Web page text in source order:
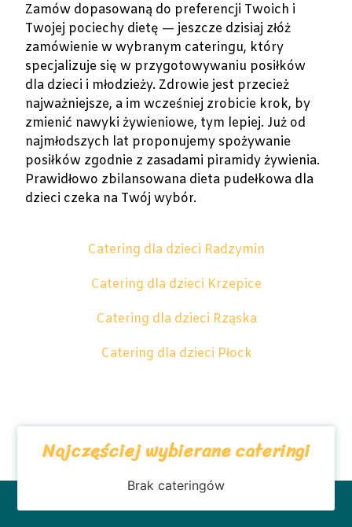
Zamów dopasowaną do preferencji Twoich i
Twojej pociechy dietę — jeszcze dzisiaj złóż
zamówienie w wybranym cateringu, który
specjalizuje się w przygotowywaniu posiłków
dla dzieci i młodzieży. Zdrowie jest przecież
najważniejsze, a im wcześniej zrobicie krok, by
zmienić nawyki żywieniowe, tym lepiej. Już od
najmłodszych lat proponujemy spożywanie
posiłków zgodnie z zasadami piramidy żywienia.
Prawidłowo zbilansowana dieta pudełkowa dla
dzieci czeka na Twój wybór.
Catering dla dzieci Radzymin
Catering dla dzieci Krzepice
Catering dla dzieci Rząska
Catering dla dzieci Płock
Najczęściej wybierane cateringi
Brak cateringów